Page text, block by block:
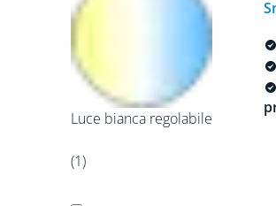
Luce bianca regolabile
(1)